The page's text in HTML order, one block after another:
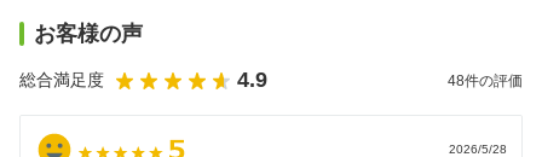
お客様の声
総合満足度 4.9 48件の評価
2026/5/28